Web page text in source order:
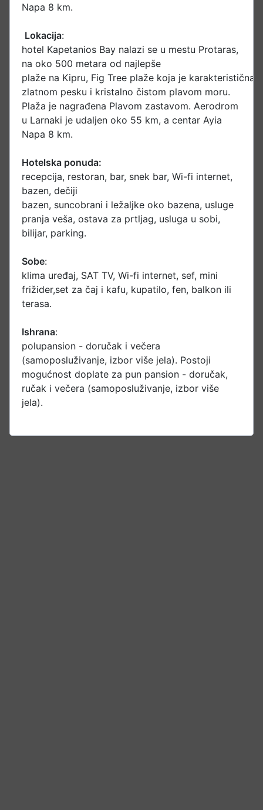
Napa 8 km.
Lokacija:
hotel Kapetanios Bay nalazi se u mestu Protaras,
na oko 500 metara od najlepše
plaže na Kipru, Fig Tree plaže koja je karakteristična
zlatnom pesku i kristalno čistom plavom moru.
Plaža je nagrađena Plavom zastavom. Aerodrom
u Larnaki je udaljen oko 55 km, a centar Ayia
Napa 8 km.
Hotelska ponuda:
recepcija, restoran, bar, snek bar, Wi-fi internet,
bazen, dečiji
bazen, suncobrani i ležaljke oko bazena, usluge
pranja veša, ostava za prtljag, usluga u sobi,
bilijar, parking.
Sobe:
klima uređaj, SAT TV, Wi-fi internet, sef, mini
frižider,set za čaj i kafu, kupatilo, fen, balkon ili
terasa.
Ishrana:
polupansion - doručak i večera
(samoposluživanje, izbor više jela). Postoji
mogućnost doplate za pun pansion - doručak,
ručak i večera (samoposluživanje, izbor više
jela).